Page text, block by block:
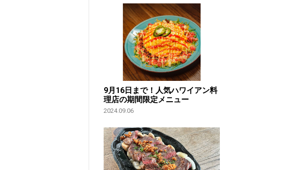
9月16日まで！人気ハワイアン料
理店の期間限定メニュー
2024.09.06